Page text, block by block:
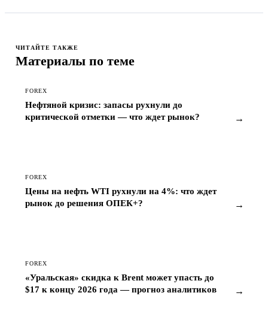
ЧИТАЙТЕ ТАКЖЕ
Материалы по теме
FOREX
Нефтяной кризис: запасы рухнули до
критической отметки — что ждет рынок?
→
FOREX
Цены на нефть WTI рухнули на 4%: что ждет
рынок до решения ОПЕК+?
→
FOREX
«Уральская» скидка к Brent может упасть до
$17 к концу 2026 года — прогноз аналитиков
→